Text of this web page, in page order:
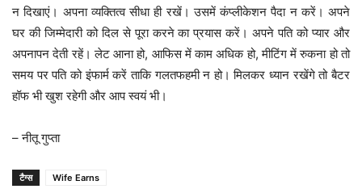
न दिखाएं। अपना व्यक्तित्व सीधा ही रखें। उसमें कंप्लीकेशन पैदा न करें। अपने
घर की जिम्मेदारी को दिल से पूरा करने का प्रयास करें। अपने पति को प्यार और
अपनापन देती रहें। लेट आना हो, आफिस में काम अधिक हो, मीटिंग में रुकना हो तो
समय पर पति को इंफार्म करें ताकि गलतफहमी न हो। मिलकर ध्यान रखेंगे तो बैटर
हॉफ भी खुश रहेगी और आप स्वयं भी।
– नीतू गुप्ता
टैग्स Wife Earns